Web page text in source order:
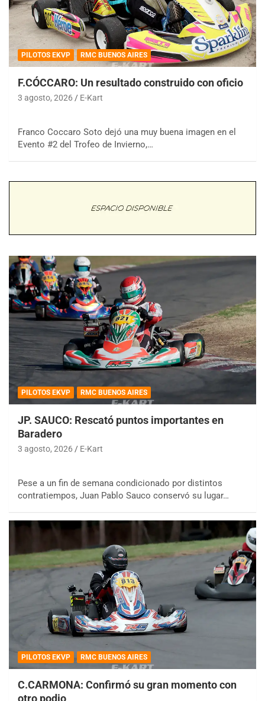
PILOTOS EKVP RMC BUENOS AIRES
F.CÓCCARO: Un resultado construido con oficio
3 agosto, 2026 E-Kart
Franco Coccaro Soto dejó una muy buena imagen en el
Evento #2 del Trofeo de Invierno,…
PILOTOS EKVP RMC BUENOS AIRES
JP. SAUCO: Rescató puntos importantes en
Baradero
3 agosto, 2026 E-Kart
Pese a un fin de semana condicionado por distintos
contratiempos, Juan Pablo Sauco conservó su lugar…
PILOTOS EKVP RMC BUENOS AIRES
C.CARMONA: Confirmó su gran momento con
otro podio